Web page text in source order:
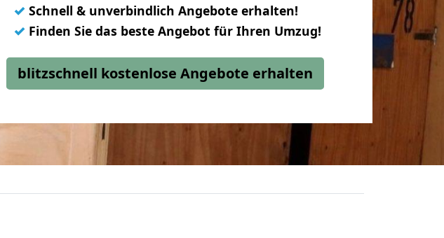
✓ Schnell & unverbindlich Angebote erhalten!
✓ Finden Sie das beste Angebot für Ihren Umzug!
blitzschnell kostenlose Angebote erhalten